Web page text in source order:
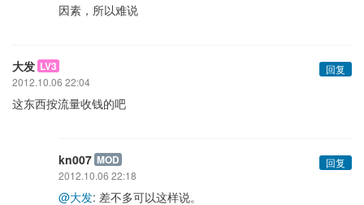
因素，所以难说
大发 LV3
回复
2012.10.06 22:04
这东西按流量收钱的吧
kn007 MOD
回复
2012.10.06 22:18
@大发: 差不多可以这样说。